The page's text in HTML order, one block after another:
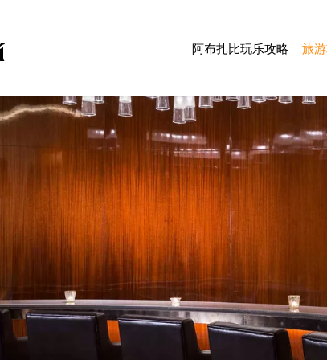
阿布扎比玩乐攻略 旅